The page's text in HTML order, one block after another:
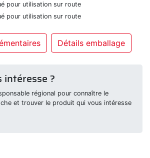
pour utilisation sur route
pour utilisation sur route
Détails emballage
intéresse ?
régional pour connaître le
et trouver le produit qui vous intéresse